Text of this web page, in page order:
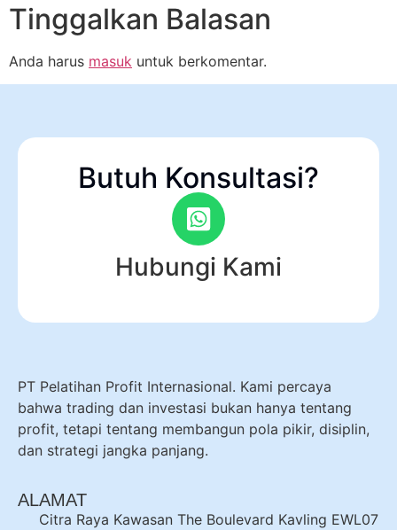
Tinggalkan Balasan
Anda harus masuk untuk berkomentar.
Butuh Konsultasi?
Hubungi Kami
PT Pelatihan Profit Internasional. Kami percaya
bahwa trading dan investasi bukan hanya tentang
profit, tetapi tentang membangun pola pikir, disiplin,
dan strategi jangka panjang.
ALAMAT
Citra Raya Kawasan The Boulevard Kavling EWL07